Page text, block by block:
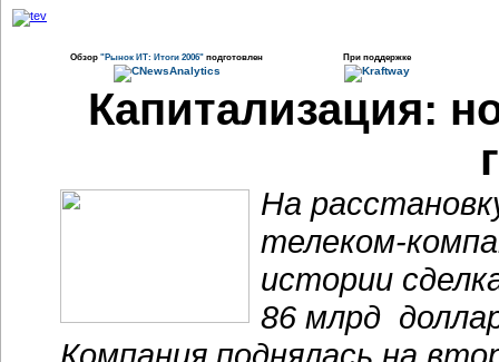
Обзор "Рынок ИТ: Итоги 2006" подготовлен При поддержке
Капитализация:
На
телеком-
истории
86 млрд